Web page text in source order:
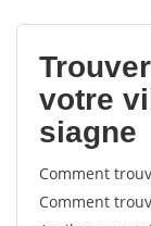
votre
siagne
Comment
Comment